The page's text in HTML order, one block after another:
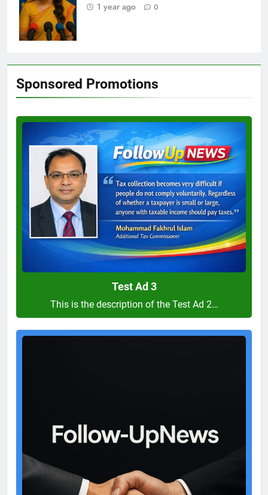
1 year ago
0
Sponsored Promotions
Test
Ad
3
Test Ad 3
This is the description of the Test Ad 2…